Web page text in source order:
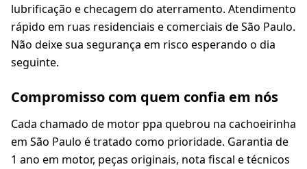
lubrificação e checagem do aterramento. Atendimento
rápido em ruas residenciais e comerciais de São Paulo.
Não deixe sua segurança em risco esperando o dia
seguinte.
Compromisso com quem confia em nós
Cada chamado de motor ppa quebrou na cachoeirinha
em São Paulo é tratado como prioridade. Garantia de
1 ano em motor, peças originais, nota fiscal e técnicos